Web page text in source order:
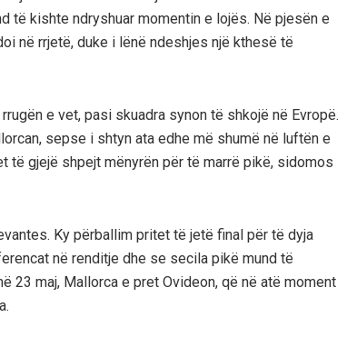
të kishte ndryshuar momentin e lojës. Në pjesën e
në rrjetë, duke i lënë ndeshjes një kthesë të
e vet, pasi skuadra synon të shkojë në Evropë.
sepse i shtyn ata edhe më shumë në luftën e
të gjejë shpejt mënyrën për të marrë pikë, sidomos
Ky përballim pritet të jetë final për të dyja
në renditje dhe se secila pikë mund të
23 maj, Mallorca e pret Ovideon, që në atë moment